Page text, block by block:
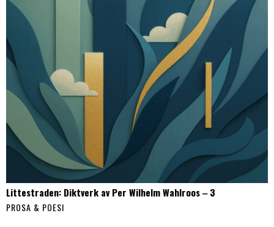
Littestraden: Diktverk av Per Wilhelm Wahlroos ‒ 3
PROSA & POESI